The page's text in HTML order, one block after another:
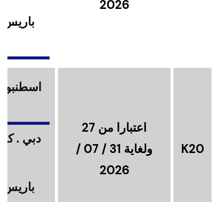
2026
باريس
K20
اعتبارا من 27
ولغاية 31 / 07 /
2026
دبي .
باريس